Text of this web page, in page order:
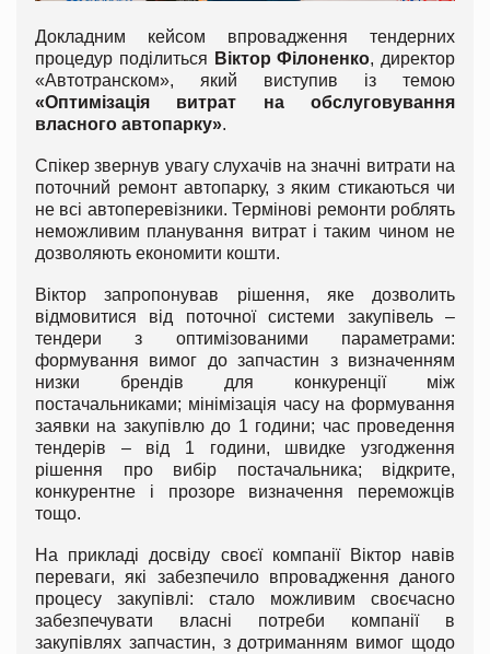
Докладним кейсом впровадження тендерних
процедур поділиться Віктор Філоненко, директор
«Автотранском», який виступив із темою
«Оптимізація витрат на обслуговування
власного автопарку».
Спікер звернув увагу слухачів на значні витрати на
поточний ремонт автопарку, з яким стикаються чи
не всі автоперевізники. Термінові ремонти роблять
неможливим планування витрат і таким чином не
дозволяють економити кошти.
Віктор запропонував рішення, яке дозволить
відмовитися від поточної системи закупівель –
тендери з оптимізованими параметрами:
формування вимог до запчастин з визначенням
низки брендів для конкуренції між
постачальниками; мінімізація часу на формування
заявки на закупівлю до 1 години; час проведення
тендерів – від 1 години, швидке узгодження
рішення про вибір постачальника; відкрите,
конкурентне і прозоре визначення переможців
тощо.
На прикладі досвіду своєї компанії Віктор навів
переваги, які забезпечило впровадження даного
процесу закупівлі: стало можливим своєчасно
забезпечувати власні потреби компанії в
закупівлях запчастин, з дотриманням вимог щодо